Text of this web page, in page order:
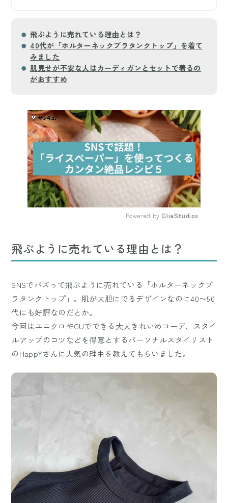
飛ぶように売れている理由とは？
40代が「ホルターネックブラタンクトップ」を着て
みました
肌見せが不安な人はカーディガンとセットで着るの
がおすすめ
もっと読む
Powered by GliaStudios
飛ぶように売れている理由とは？
SNSでバズって飛ぶように売れている「ホルターネックブ
ラタンクトップ」。肌が大胆にでるデザインなのに40〜50
代にも好評なのだとか。
今回はユニクロやGUでできる大人きれいめコーデ、スタイ
ルアップのコツなどを得意とするパーソナルスタイリスト
のHappYさんに人気の理由を教えてもらいました。